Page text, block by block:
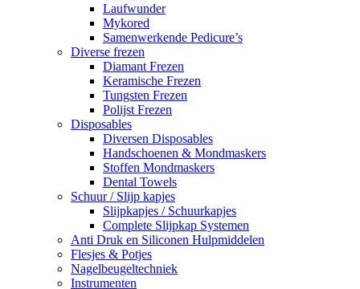
Laufwunder
Mykored
Samenwerkende Pedicure’s
Diverse frezen
Diamant Frezen
Keramische Frezen
Tungsten Frezen
Polijst Frezen
Disposables
Diversen Disposables
Handschoenen & Mondmaskers
Stoffen Mondmaskers
Dental Towels
Schuur / Slijp kapjes
Slijpkapjes / Schuurkapjes
Complete Slijpkap Systemen
Anti Druk en Siliconen Hulpmiddelen
Flesjes & Potjes
Nagelbeugeltechniek
Instrumenten